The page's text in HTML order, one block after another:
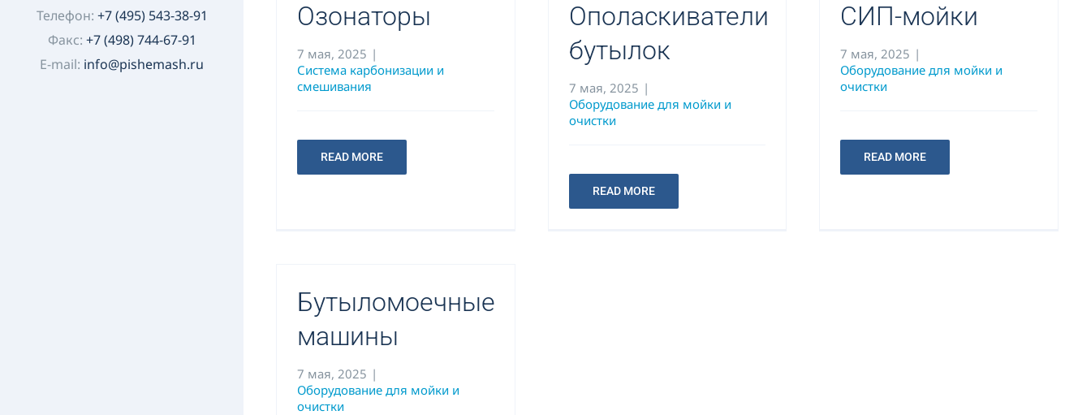
Телефон: +7 (495) 543-38-91
Факс: +7 (498) 744-67-91
E-mail: info@pishemash.ru
Озонаторы
7 мая, 2025 |
Система карбонизации и
смешивания
READ MORE
Ополаскиватели
бутылок
7 мая, 2025 |
Оборудование для мойки и
очистки
READ MORE
СИП-мойки
7 мая, 2025 |
Оборудование для мойки и
очистки
READ MORE
Бутыломоечные
машины
7 мая, 2025 |
Оборудование для мойки и
очистки